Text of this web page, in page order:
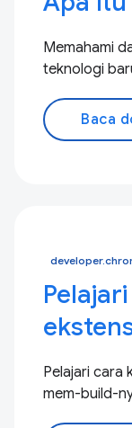
Memahami
teknologi
Baca
Pelajari cara
mem-build-